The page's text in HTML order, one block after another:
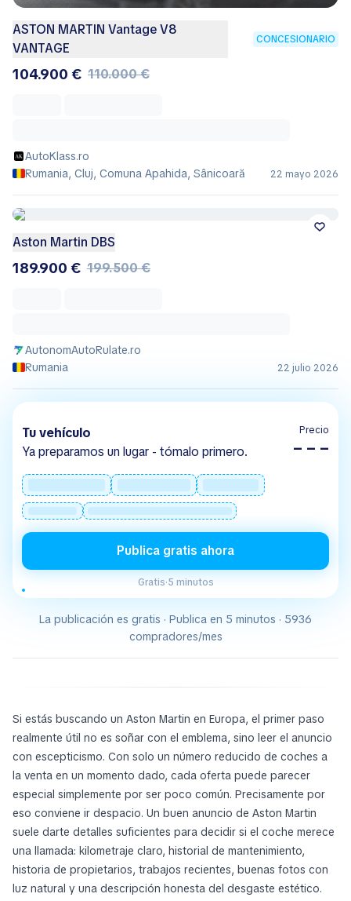
ASTON MARTIN Vantage V8
VANTAGE
CONCESIONARIO
104.900 € 110.000 €
AutoKlass.ro
Rumania, Cluj, Comuna Apahida, Sânicoară
22 mayo 2026
Aston Martin DBS
189.900 € 199.500 €
AutonomAutoRulate.ro
Rumania
22 julio 2026
Tu vehículo
Ya preparamos un lugar - tómalo primero.
Precio
– – –
Publica gratis ahora
Gratis·5 minutos
La publicación es gratis · Publica en 5 minutos · 5936
compradores/mes
Si estás buscando un Aston Martin en Europa, el primer paso
realmente útil no es soñar con el emblema, sino leer el anuncio
con escepticismo. Con solo un número reducido de coches a
la venta en un momento dado, cada oferta puede parecer
especial simplemente por ser poco común. Precisamente por
eso conviene ir despacio. Un buen anuncio de Aston Martin
suele darte detalles suficientes para decidir si el coche merece
una llamada: kilometraje claro, historial de mantenimiento,
historia de propietarios, trabajos recientes, buenas fotos con
luz natural y una descripción honesta del desgaste estético.